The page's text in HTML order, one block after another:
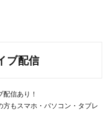
ブ配信
信あり！
もスマホ・パソコン・タブレ